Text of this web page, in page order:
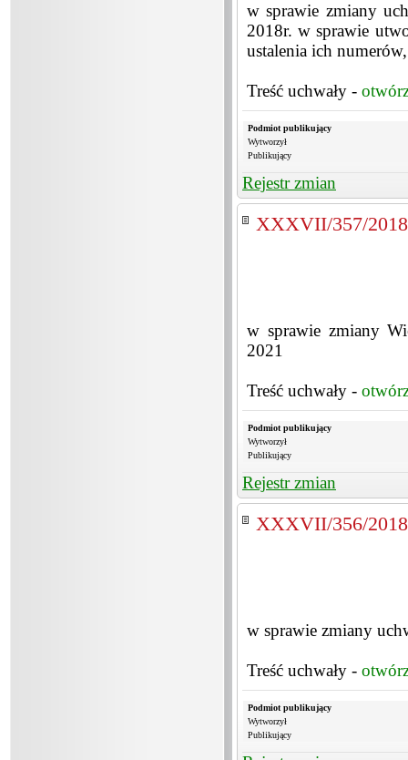
w sprawie zmiany
2018r. w sprawie
ustalenia ich
Treść uchwały -
Podmiot publikujący
Wytworzył
Publikujący
Rejestr zmian
XXXVII/357/2018
w sprawie zmiany
2021
Treść uchwały -
Podmiot publikujący
Wytworzył
Publikujący
Rejestr zmian
XXXVII/356/2018
w sprawie zmiany
Treść uchwały -
Podmiot publikujący
Wytworzył
Publikujący